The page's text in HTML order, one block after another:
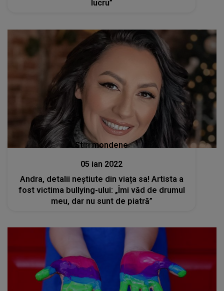
lucru”
Stiri mondene
05 ian 2022
Andra, detalii neștiute din viața sa! Artista a
fost victima bullying-ului: „Îmi văd de drumul
meu, dar nu sunt de piatră”